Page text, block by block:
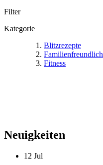
Filter
Kategorie
Blitzrezepte
Familienfreundlich
Fitness
Neuigkeiten
12 Jul